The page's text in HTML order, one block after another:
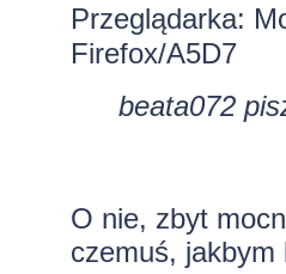
Przeglądarka:
Firefox/A5D7
beata072
O nie, zbyt
czemuś, jakbym